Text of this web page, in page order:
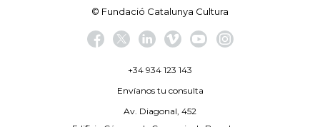
© Fundació Catalunya Cultura
+34 934 123 143
Envíanos tu consulta
Av. Diagonal, 452